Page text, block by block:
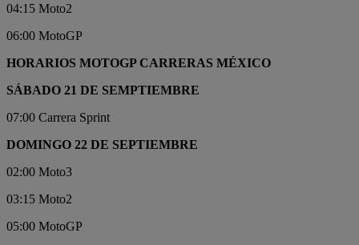
04:15 Moto2
06:00 MotoGP
HORARIOS MOTOGP CARRERAS MÉXICO
SÁBADO 21 DE SEMPTIEMBRE
07:00 Carrera Sprint
DOMINGO 22 DE SEPTIEMBRE
02:00 Moto3
03:15 Moto2
05:00 MotoGP